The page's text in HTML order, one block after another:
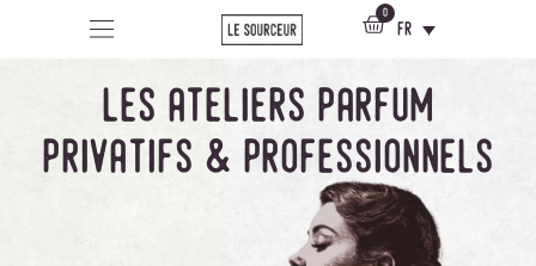
0
fr
les ateliers parfum
privatifs & professionnels